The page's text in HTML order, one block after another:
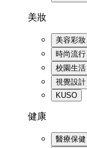
美妝
美容彩妝
時尚流行
校園生活
視覺設計
KUSO
健康
醫療保健